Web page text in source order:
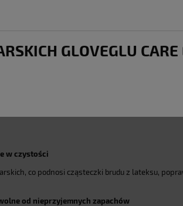
GLOVEGLU
w czystości
co podnosi cząsteczki brudu z lateksu,
od nieprzyjemnych zapachów